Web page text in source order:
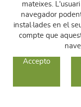
mateixes.
navegador
instal·lades en el
compte que
Accepto